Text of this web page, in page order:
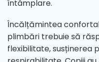
întâmplare.
Încălțămintea
plimbări trebuie să
flexibilitate, susținerea